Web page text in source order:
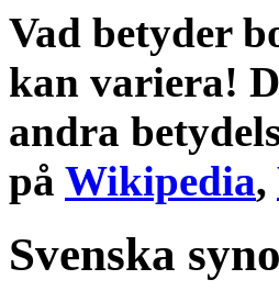
Vad betyder
kan variera!
andra
på Wikipedia,
Svenska